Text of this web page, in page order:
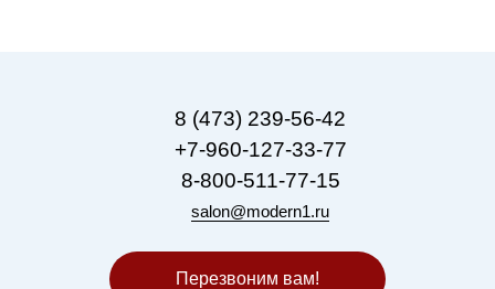
8 (473) 239-56-42
+7-960-127-33-77
8-800-511-77-15
salon@modern1.ru
Перезвоним вам!